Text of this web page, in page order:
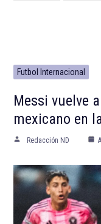
Futbol Internacional
Messi vuelve
mexicano en
Redacción ND